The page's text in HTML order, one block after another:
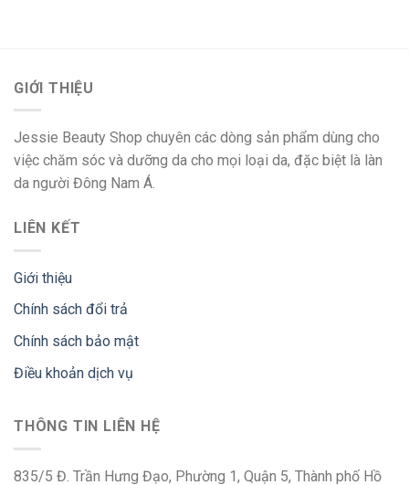
GIỚI THIỆU
Jessie Beauty Shop chuyên các dòng sản phẩm dùng cho
việc chăm sóc và dưỡng da cho mọi loại da, đặc biệt là làn
da người Đông Nam Á.
LIÊN KẾT
Giới thiệu
Chính sách đổi trả
Chính sách bảo mật
Điều khoản dịch vụ
THÔNG TIN LIÊN HỆ
835/5 Đ. Trần Hưng Đạo, Phường 1, Quận 5, Thành phố Hồ